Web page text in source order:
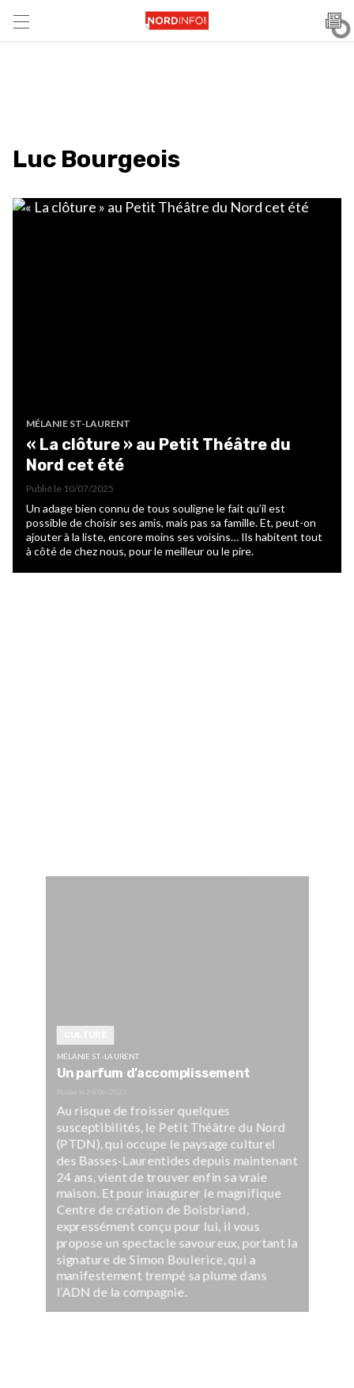
Luc Bourgeois
MÉLANIE ST-LAURENT
« La clôture » au Petit Théâtre du
Nord cet été
Publié le 10/07/2025
Un adage bien connu de tous souligne le fait qu’il est
possible de choisir ses amis, mais pas sa famille. Et, peut-on
ajouter à la liste, encore moins ses voisins… Ils habitent tout
à côté de chez nous, pour le meilleur ou le pire.
MÉLANIE ST-LAURENT
Un parfum d’accomplissement
Au risque de froisser quelques
susceptibilités, le Petit Théâtre du Nord
(PTDN), qui occupe le paysage culturel
des Basses-Laurentides depuis maintenant
24 ans, vient de trouver enfin sa vraie
maison. Et pour inaugurer le magnifique
Centre de création de Boisbriand,
expressément conçu pour lui, il vous
propose un spectacle savoureux, portant la
signature de Simon Boulerice, qui a
manifestement trempé sa plume dans
l’ADN de la compagnie.